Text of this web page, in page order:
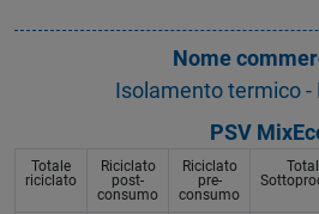
Nome
Isolamento termico -
PSV
Totale
riciclato
Riciclato
post-
consumo
Riciclato
pre-
consumo